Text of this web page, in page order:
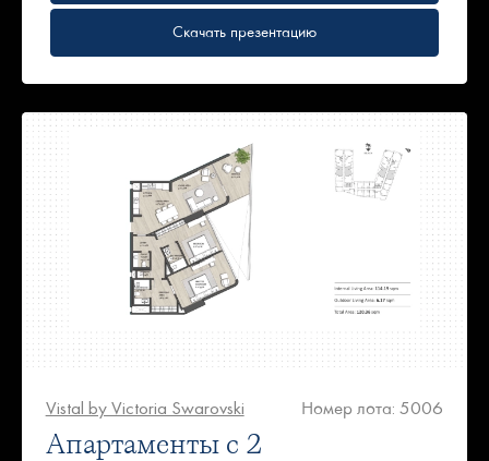
Скачать презентацию
Vistal by Victoria Swarovski Номер лота: 5006
Апартаменты с 2